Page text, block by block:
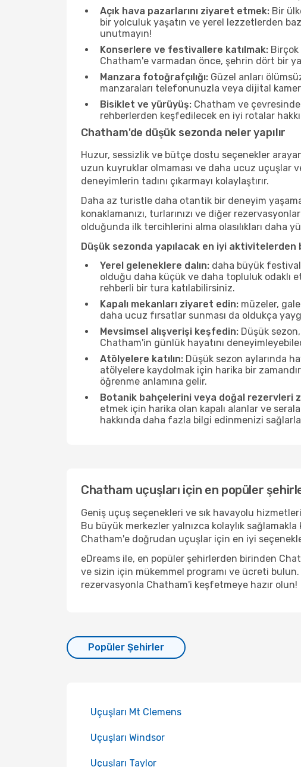
Açık hava pazarlarını ziyaret etmek: Bir
bir yolculuk yaşatın ve yerel lezzetlerden
unutmayın!
Konserlere ve festivallere katılmak:
Chatham'e varmadan önce, şehrin dört bir
Manzara fotoğrafçılığı: Güzel anları
manzaraları telefonunuzla veya dijital
Bisiklet ve yürüyüş: Chatham ve
rehberlerden keşfedilecek en iyi rotalar
Chatham'de düşük sezonda neler yapılır
Huzur, sessizlik ve bütçe dostu seçenekler
uzun kuyruklar olmaması ve daha ucuz uçuşlar
deneyimlerin tadını çıkarmayı kolaylaştırır.
Daha az turistle daha otantik bir deneyim
konaklamanızı, turlarınızı ve diğer
olduğunda ilk tercihlerini alma olasılıkları daha
Düşük sezonda yapılacak en iyi aktivitelerden
Yerel geleneklere dalın: daha büyük
olduğu daha küçük ve daha topluluk odaklı
rehberli bir tura katılabilirsiniz.
Kapalı mekanları ziyaret edin: müzeler,
daha ucuz fırsatlar sunması da oldukça
Mevsimsel alışverişi keşfedin: Düşük
Chatham'in günlük hayatını
Atölyelere katılın: Düşük sezon aylarında
atölyelere kaydolmak için harika bir
öğrenme anlamına gelir.
Botanik bahçelerini veya doğal rezervleri
etmek için harika olan kapalı alanlar ve
hakkında daha fazla bilgi edinmenizi
Chatham uçuşları için en popüler
Geniş uçuş seçenekleri ve sık havayolu
Bu büyük merkezler yalnızca kolaylık
Chatham'e doğrudan uçuşlar için en iyi
eDreams ile, en popüler şehirlerden birinden
ve sizin için mükemmel programı ve ücreti
rezervasyonla Chatham'i keşfetmeye hazır olun!
Popüler Şehirler
Uçuşları Mt Clemens
Uçuşları Windsor
Uçuşları Taylor